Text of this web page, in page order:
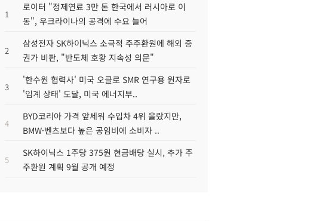
1
로이터 "정제연료 3만 톤 한국에서 러시아로 이
동", 우크라이나의 공격에 수요 늘어
2
삼성전자 SK하이닉스 소극적 주주환원에 해외 증
권가 비판, "반도체 호황 지속성 의문"
3
'한수원 협력사' 미국 오클로 SMR 연구용 원자로
'임계 상태' 도달, 미국 에너지부..
4
BYD코리아 가격 앞세워 수입차 4위 올랐지만,
BMW·벤츠보다 높은 공임비에 소비자 ..
5
SK하이닉스 1주당 375원 현금배당 실시, 추가 주
주환원 계획 9월 공개 예정